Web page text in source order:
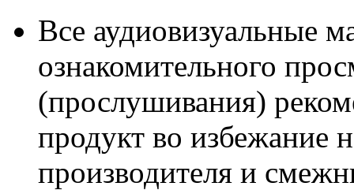
Все аудиовизуальные
ознакомительного
(прослушивания)
продукт во избежание
производителя и